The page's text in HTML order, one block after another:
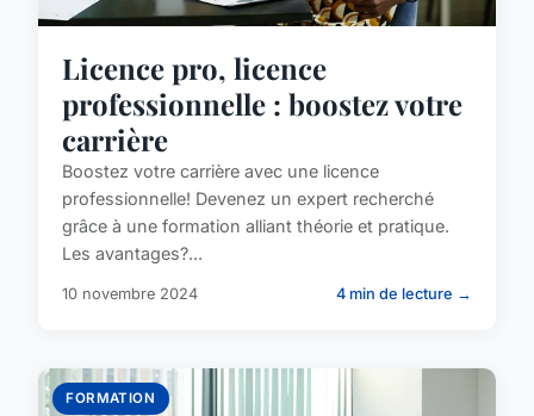
Licence pro, licence
professionnelle : boostez votre
carrière
Boostez votre carrière avec une licence
professionnelle! Devenez un expert recherché
grâce à une formation alliant théorie et pratique.
Les avantages?...
10 novembre 2024 4 min de lecture →
FORMATION